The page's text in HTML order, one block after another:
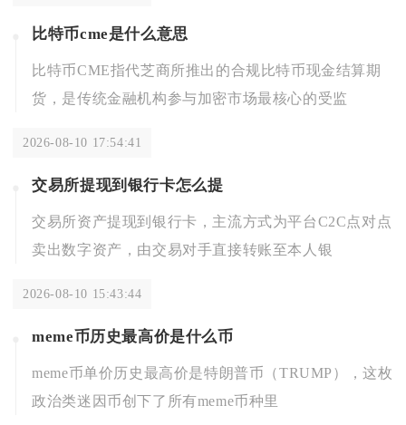
比特币cme是什么意思
比特币CME指代芝商所推出的合规比特币现金结算期
货，是传统金融机构参与加密市场最核心的受监
2026-08-10 17:54:41
交易所提现到银行卡怎么提
交易所资产提现到银行卡，主流方式为平台C2C点对点
卖出数字资产，由交易对手直接转账至本人银
2026-08-10 15:43:44
meme币历史最高价是什么币
meme币单价历史最高价是特朗普币（TRUMP），这枚
政治类迷因币创下了所有meme币种里